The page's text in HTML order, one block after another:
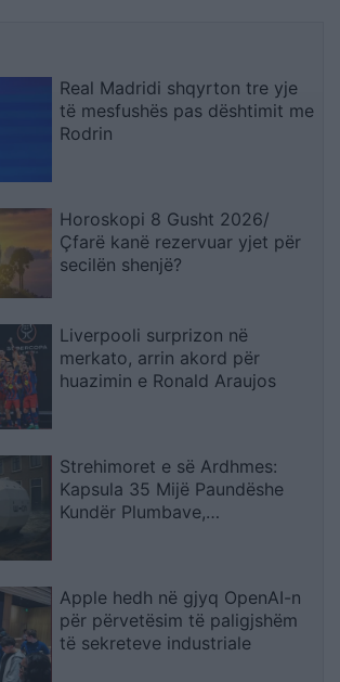
Real Madridi shqyrton tre yje
të mesfushës pas dështimit me
Rodrin
Horoskopi 8 Gusht 2026/
Çfarë kanë rezervuar yjet për
secilën shenjë?
Liverpooli surprizon në
merkato, arrin akord për
huazimin e Ronald Araujos
Strehimoret e së Ardhmes:
Kapsula 35 Mijë Paundëshe
Kundër Plumbave,
Apple hedh në gjyq OpenAI-n
për përvetësim të paligjshëm
të sekreteve industriale